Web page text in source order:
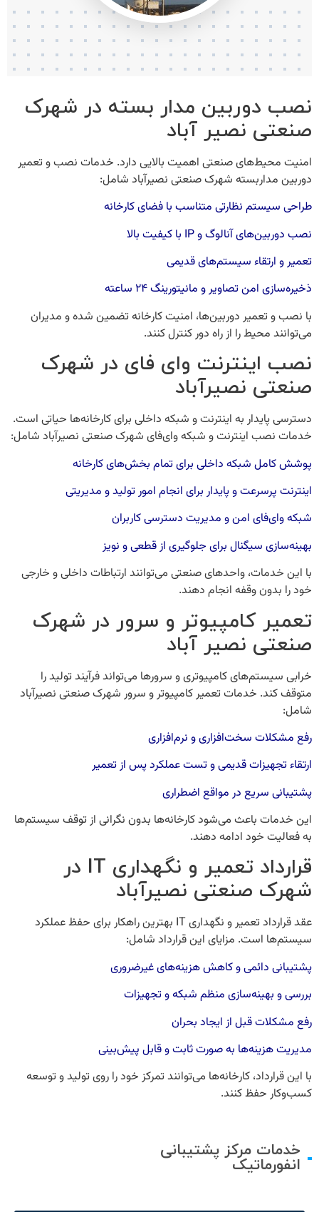
نصب دوربین مدار بسته در شهرک
صنعتی نصیر آباد
امنیت محیط‌های صنعتی اهمیت بالایی دارد. خدمات نصب و تعمیر
دوربین مداربسته شهرک صنعتی نصیرآباد شامل:
طراحی سیستم نظارتی متناسب با فضای کارخانه
نصب دوربین‌های آنالوگ و IP با کیفیت بالا
تعمیر و ارتقاء سیستم‌های قدیمی
ذخیره‌سازی امن تصاویر و مانیتورینگ ۲۴ ساعته
با نصب و تعمیر دوربین‌ها، امنیت کارخانه تضمین شده و مدیران
می‌توانند محیط را از راه دور کنترل کنند.
نصب اینترنت وای‌ فای در شهرک
صنعتی نصیرآباد
دسترسی پایدار به اینترنت و شبکه داخلی برای کارخانه‌ها حیاتی است.
خدمات نصب اینترنت و شبکه وای‌فای شهرک صنعتی نصیرآباد شامل:
پوشش کامل شبکه داخلی برای تمام بخش‌های کارخانه
اینترنت پرسرعت و پایدار برای انجام امور تولید و مدیریتی
شبکه وای‌فای امن و مدیریت دسترسی کاربران
بهینه‌سازی سیگنال برای جلوگیری از قطعی و نویز
با این خدمات، واحدهای صنعتی می‌توانند ارتباطات داخلی و خارجی
خود را بدون وقفه انجام دهند.
تعمیر کامپیوتر و سرور در شهرک
صنعتی نصیر آباد
خرابی سیستم‌های کامپیوتری و سرورها می‌تواند فرآیند تولید را
متوقف کند. خدماتتعمیر کامپیوتر و سرور شهرک صنعتی نصیرآباد
شامل:
رفع مشکلات سخت‌افزاری و نرم‌افزاری
ارتقاء تجهیزات قدیمی و تست عملکرد پس از تعمیر
پشتیبانی سریع در مواقع اضطراری
این خدمات باعث می‌شود کارخانه‌ها بدون نگرانی از توقف سیستم‌ها
به فعالیت خود ادامه دهند.
قرارداد تعمیر و نگهداری IT در
شهرک صنعتی نصیرآباد
عقد قراردادتعمیر و نگهداری IT
بهترین راهکار برای حفظ عملکرد
سیستم‌ها است. مزایای این قرارداد شامل:
پشتیبانی دائمی و کاهش هزینه‌های غیرضروری
بررسی و بهینه‌سازی منظم شبکه و تجهیزات
رفع مشکلات قبل از ایجاد بحران
مدیریت هزینه‌ها به صورت ثابت و قابل پیش‌بینی
با این قرارداد، کارخانه‌ها می‌توانند تمرکز خود را روی تولید و توسعه
کسب‌وکار حفظ کنند.
خدمات مرکز پشتیبانی
انفورماتیک